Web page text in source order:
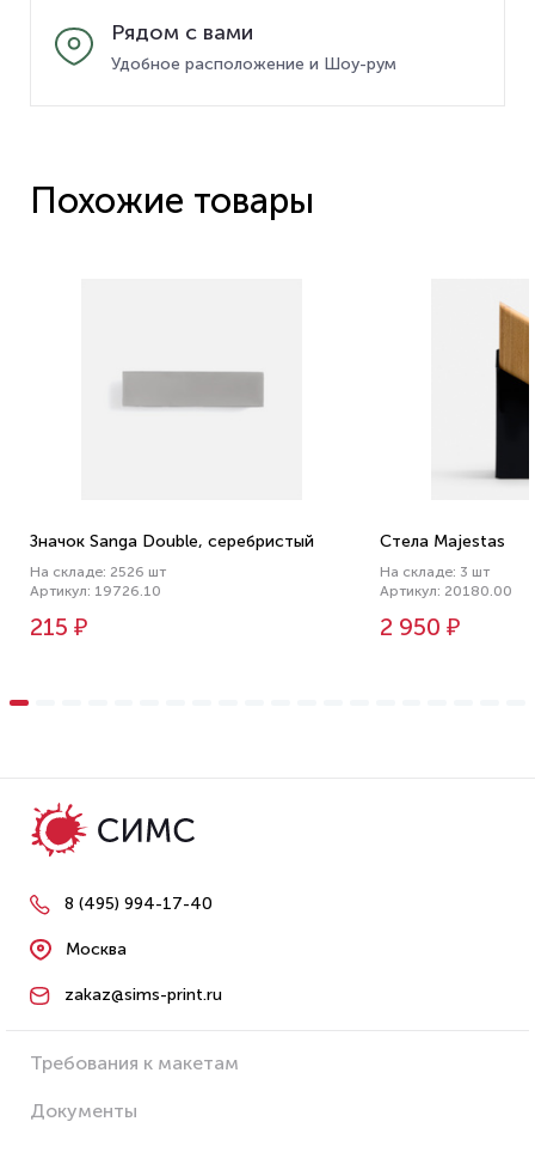
Рядом с вами
Удобное расположение и Шоу-рум
Похожие товары
Значок Sanga Double, серебристый
На складе: 2526 шт
Артикул: 19726.10
215 ₽
Стела Majestas
На складе: 3 шт
Артикул: 20180.00
2 950 ₽
8 (495) 994-17-40
Москва
zakaz@sims-print.ru
Требования к макетам
Документы